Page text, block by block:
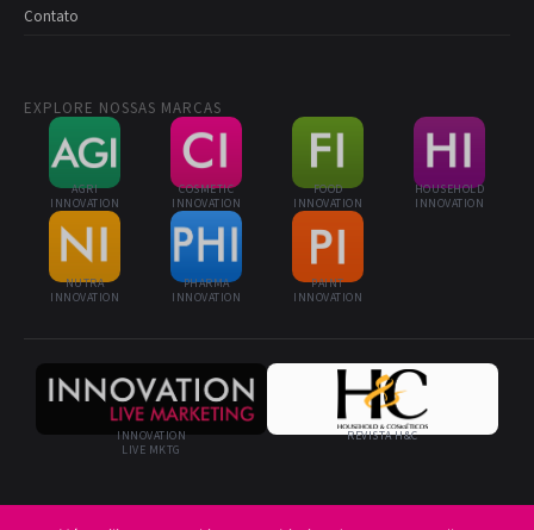
Contato
EXPLORE NOSSAS MARCAS
AGRI
INNOVATION
COSMETIC
INNOVATION
FOOD
INNOVATION
HOUSEHOLD
INNOVATION
NUTRA
INNOVATION
PHARMA
INNOVATION
PAINT
INNOVATION
INNOVATION
LIVE MKTG
REVISTA H&C